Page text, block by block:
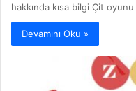
hakkında kısa bilgi Çit
Devamını Oku »